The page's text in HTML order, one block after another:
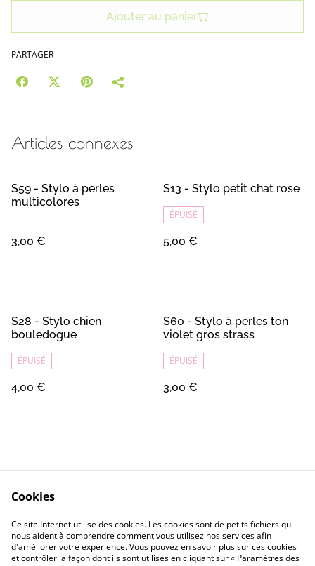
Ajouter au panier
PARTAGER
Articles connexes
S59 - Stylo à perles
multicolores
3,00 €
S13 - Stylo petit chat rose
ÉPUISÉ
5,00 €
S28 - Stylo chien
bouledogue
ÉPUISÉ
4,00 €
S60 - Stylo à perles ton
violet gros strass
ÉPUISÉ
3,00 €
Contact
Conditions Générales
Confidentialité
Cookie
Cookies
Ce site Internet utilise des cookies. Les cookies sont de petits fichiers qui
nous aident à comprendre comment vous utilisez nos services afin
d'améliorer votre expérience. Vous pouvez en savoir plus sur ces cookies
et contrôler la façon dont ils sont utilisés en cliquant sur « Paramètres des